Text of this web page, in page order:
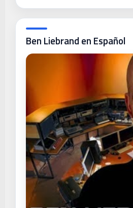
Ben Liebrand en Español